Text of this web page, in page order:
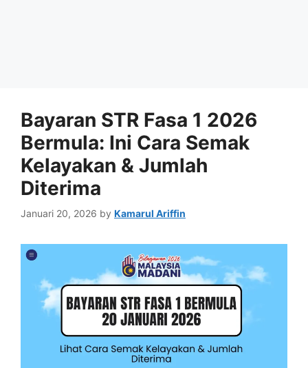
Bayaran STR Fasa 1 2026
Bermula: Ini Cara Semak
Kelayakan & Jumlah
Diterima
Januari 20, 2026 by Kamarul Ariffin